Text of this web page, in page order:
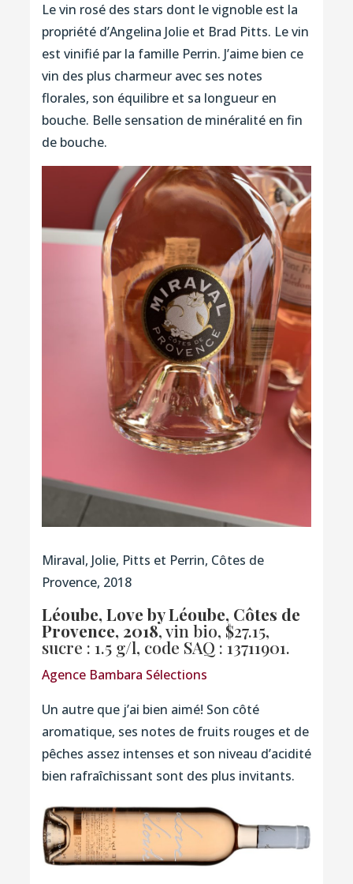
Le vin rosé des stars dont le vignoble est la
propriété d’Angelina Jolie et Brad Pitts. Le vin
est vinifié par la famille Perrin. J’aime bien ce
vin des plus charmeur avec ses notes
florales, son équilibre et sa longueur en
bouche. Belle sensation de minéralité en fin
de bouche.
Miraval, Jolie, Pitts et Perrin, Côtes de
Provence, 2018
Léoube, Love by Léoube, Côtes de
Provence, 2018, vin bio, $27.15,
sucre : 1.5 g/l, code SAQ : 13711901.
Agence Bambara Sélections
Un autre que j’ai bien aimé! Son côté
aromatique, ses notes de fruits rouges et de
pêches assez intenses et son niveau d’acidité
bien rafraîchissant sont des plus invitants.